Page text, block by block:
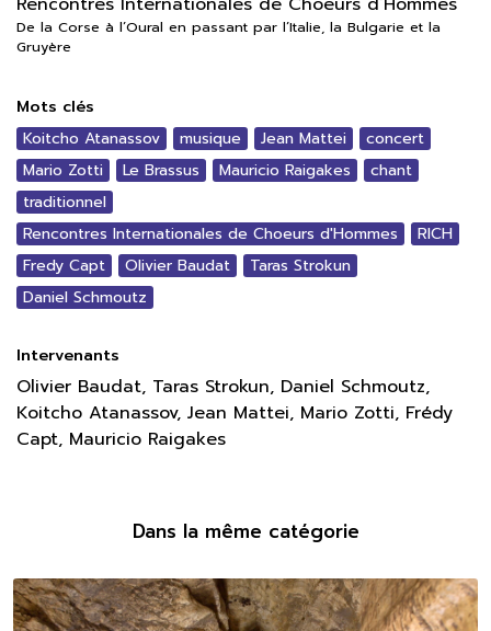
De la Corse à l’Oural en passant par l’Italie, la Bulgarie et la
Gruyère
Mots clés
Koitcho Atanassov musique Jean Mattei
concert
Mario Zotti
Le Brassus Mauricio Raigakes
chant
traditionnel
Rencontres Internationales de Choeurs d'Hommes
RICH
Fredy Capt
Olivier Baudat
Taras Strokun
Daniel Schmoutz
Intervenants
Olivier Baudat, Taras Strokun, Daniel Schmoutz,
Koitcho Atanassov, Jean Mattei, Mario Zotti, Frédy
Capt, Mauricio Raigakes
Dans la même catégorie